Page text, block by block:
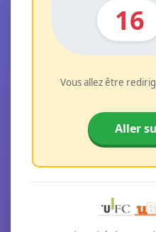
16
Vous allez être
Aller